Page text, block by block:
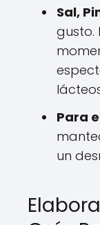
Sal,
gusto.
Para
un